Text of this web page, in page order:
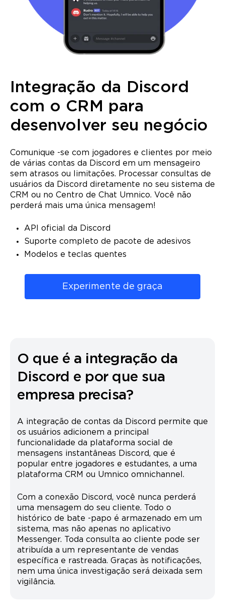
Integração da Discord
com o CRM para
desenvolver seu negócio
Comunique -se com jogadores e clientes por meio
de várias contas da Discord em um mensageiro
sem atrasos ou limitações. Processar consultas de
usuários da Discord diretamente no seu sistema de
CRM ou no Centro de Chat Umnico. Você não
perderá mais uma única mensagem!
API oficial da Discord
Suporte completo de pacote de adesivos
Modelos e teclas quentes
Experimente de graça
O que é a integração da
Discord e por que sua
empresa precisa?
A integração de contas da Discord permite que
os usuários adicionem a principal
funcionalidade da plataforma social de
mensagens instantâneas Discord, que é
popular entre jogadores e estudantes, a uma
plataforma CRM ou Umnico omnichannel.
Com a conexão Discord, você nunca perderá
uma mensagem do seu cliente. Todo o
histórico de bate -papo é armazenado em um
sistema, mas não apenas no aplicativo
Messenger. Toda consulta ao cliente pode ser
atribuída a um representante de vendas
específica e rastreada. Graças às notificações,
nem uma única investigação será deixada sem
vigilância.